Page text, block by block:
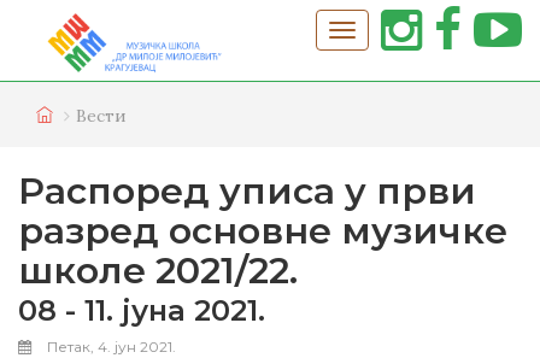
Вести
Распоред уписа у први
разред основне музичке
школе 2021/22.
08 - 11. јуна 2021.
Петак, 4. јун 2021.